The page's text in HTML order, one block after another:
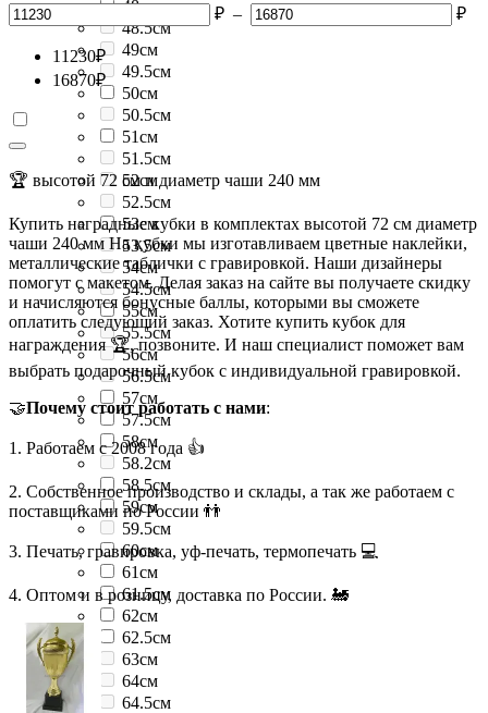
48см
48.5см
49см
49.5см
50см
50.5см
51см
51.5см
52см
52.5см
53см
53.5см
54см
54.5см
55см
55.5см
56см
56.5см
57см
57.5см
58см
58.2см
58.5см
59см
59.5см
60см
61см
61.5см
62см
62.5см
63см
64см
64.5см
₽ – ₽
11230₽
16870₽
🏆 высотой 72 см и диаметр чаши 240 мм
Купить наградные кубки в комплектах высотой 72 см диаметр
чаши 240 мм На кубки мы изготавливаем цветные наклейки,
металлические таблички с гравировкой. Наши дизайнеры
помогут с макетом. Делая заказ на сайте вы получаете скидку
и начисляются бонусные баллы, которыми вы сможете
оплатить следующий заказ. Хотите купить кубок для
награждения 🏆, позвоните. И наш специалист поможет вам
выбрать подарочный кубок с индивидуальной гравировкой.
🤝Почему стоит работать с нами:
1. Работаем с 2008 года 👍
2. Собственное производство и склады, а так же работаем с
поставщиками по России 👬
3. Печать, гравировка, уф-печать, термопечать 💻
4. Оптом и в розницу, доставка по России. 🚂